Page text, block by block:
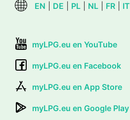
EN DE PL NL FR IT
myLPG.eu en YouTube
myLPG.eu en Facebook
myLPG.eu en App Store
myLPG.eu en Google Play